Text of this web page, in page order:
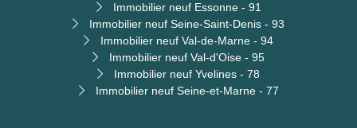
Immobilier neuf Essonne - 91
Immobilier neuf Seine-Saint-Denis - 93
Immobilier neuf Val-de-Marne - 94
Immobilier neuf Val-d'Oise - 95
Immobilier neuf Yvelines - 78
Immobilier neuf Seine-et-Marne - 77